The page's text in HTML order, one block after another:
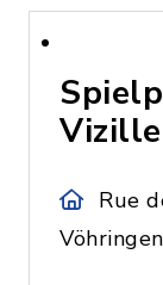
Rue
Vöhringen